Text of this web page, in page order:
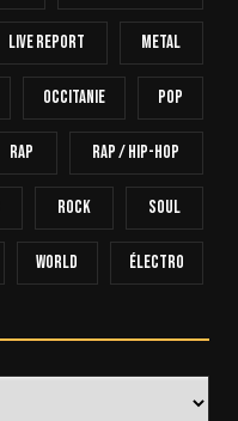
Live Report Metal
Occitanie Pop
Rap Rap / Hip-Hop
Rock Soul
World Électro